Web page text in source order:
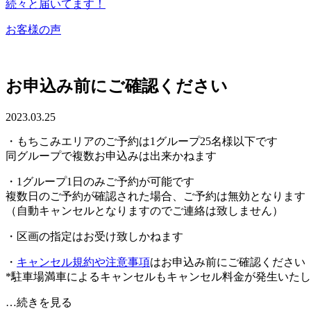
続々と届いてます！
お客様の声
お申込み前にご確認ください
2023.03.25
・もちこみエリアのご予約は1グループ25名様以下です
同グループで複数お申込みは出来かねます
・1グループ1日のみご予約が可能です
複数日のご予約が確認された場合、ご予約は無効となります
（自動キャンセルとなりますのでご連絡は致しません）
・区画の指定はお受け致しかねます
・ キャンセル規約や注意事項はお申込み前にご確認ください
*駐車場満車によるキャンセルもキャンセル料金が発生いた
…続きを見る